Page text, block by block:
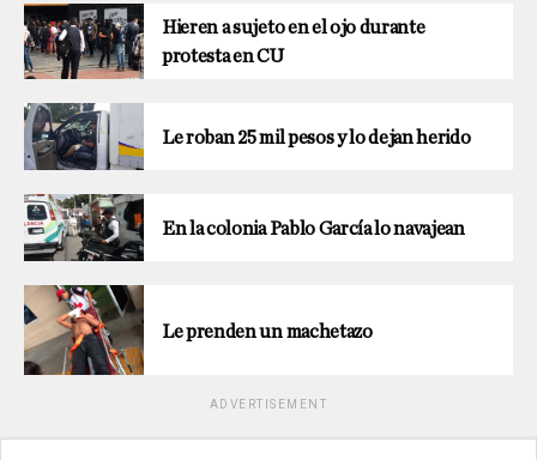
Hieren a sujeto en el ojo durante
protesta en CU
Le roban 25 mil pesos y lo dejan herido
En la colonia Pablo García lo navajean
Le prenden un machetazo
ADVERTISEMENT